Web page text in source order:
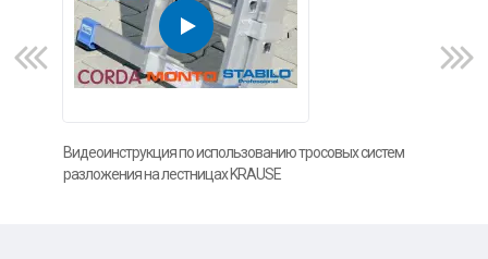
Видеоинструкция по использованию тросовых систем
разложения на лестницах KRAUSE